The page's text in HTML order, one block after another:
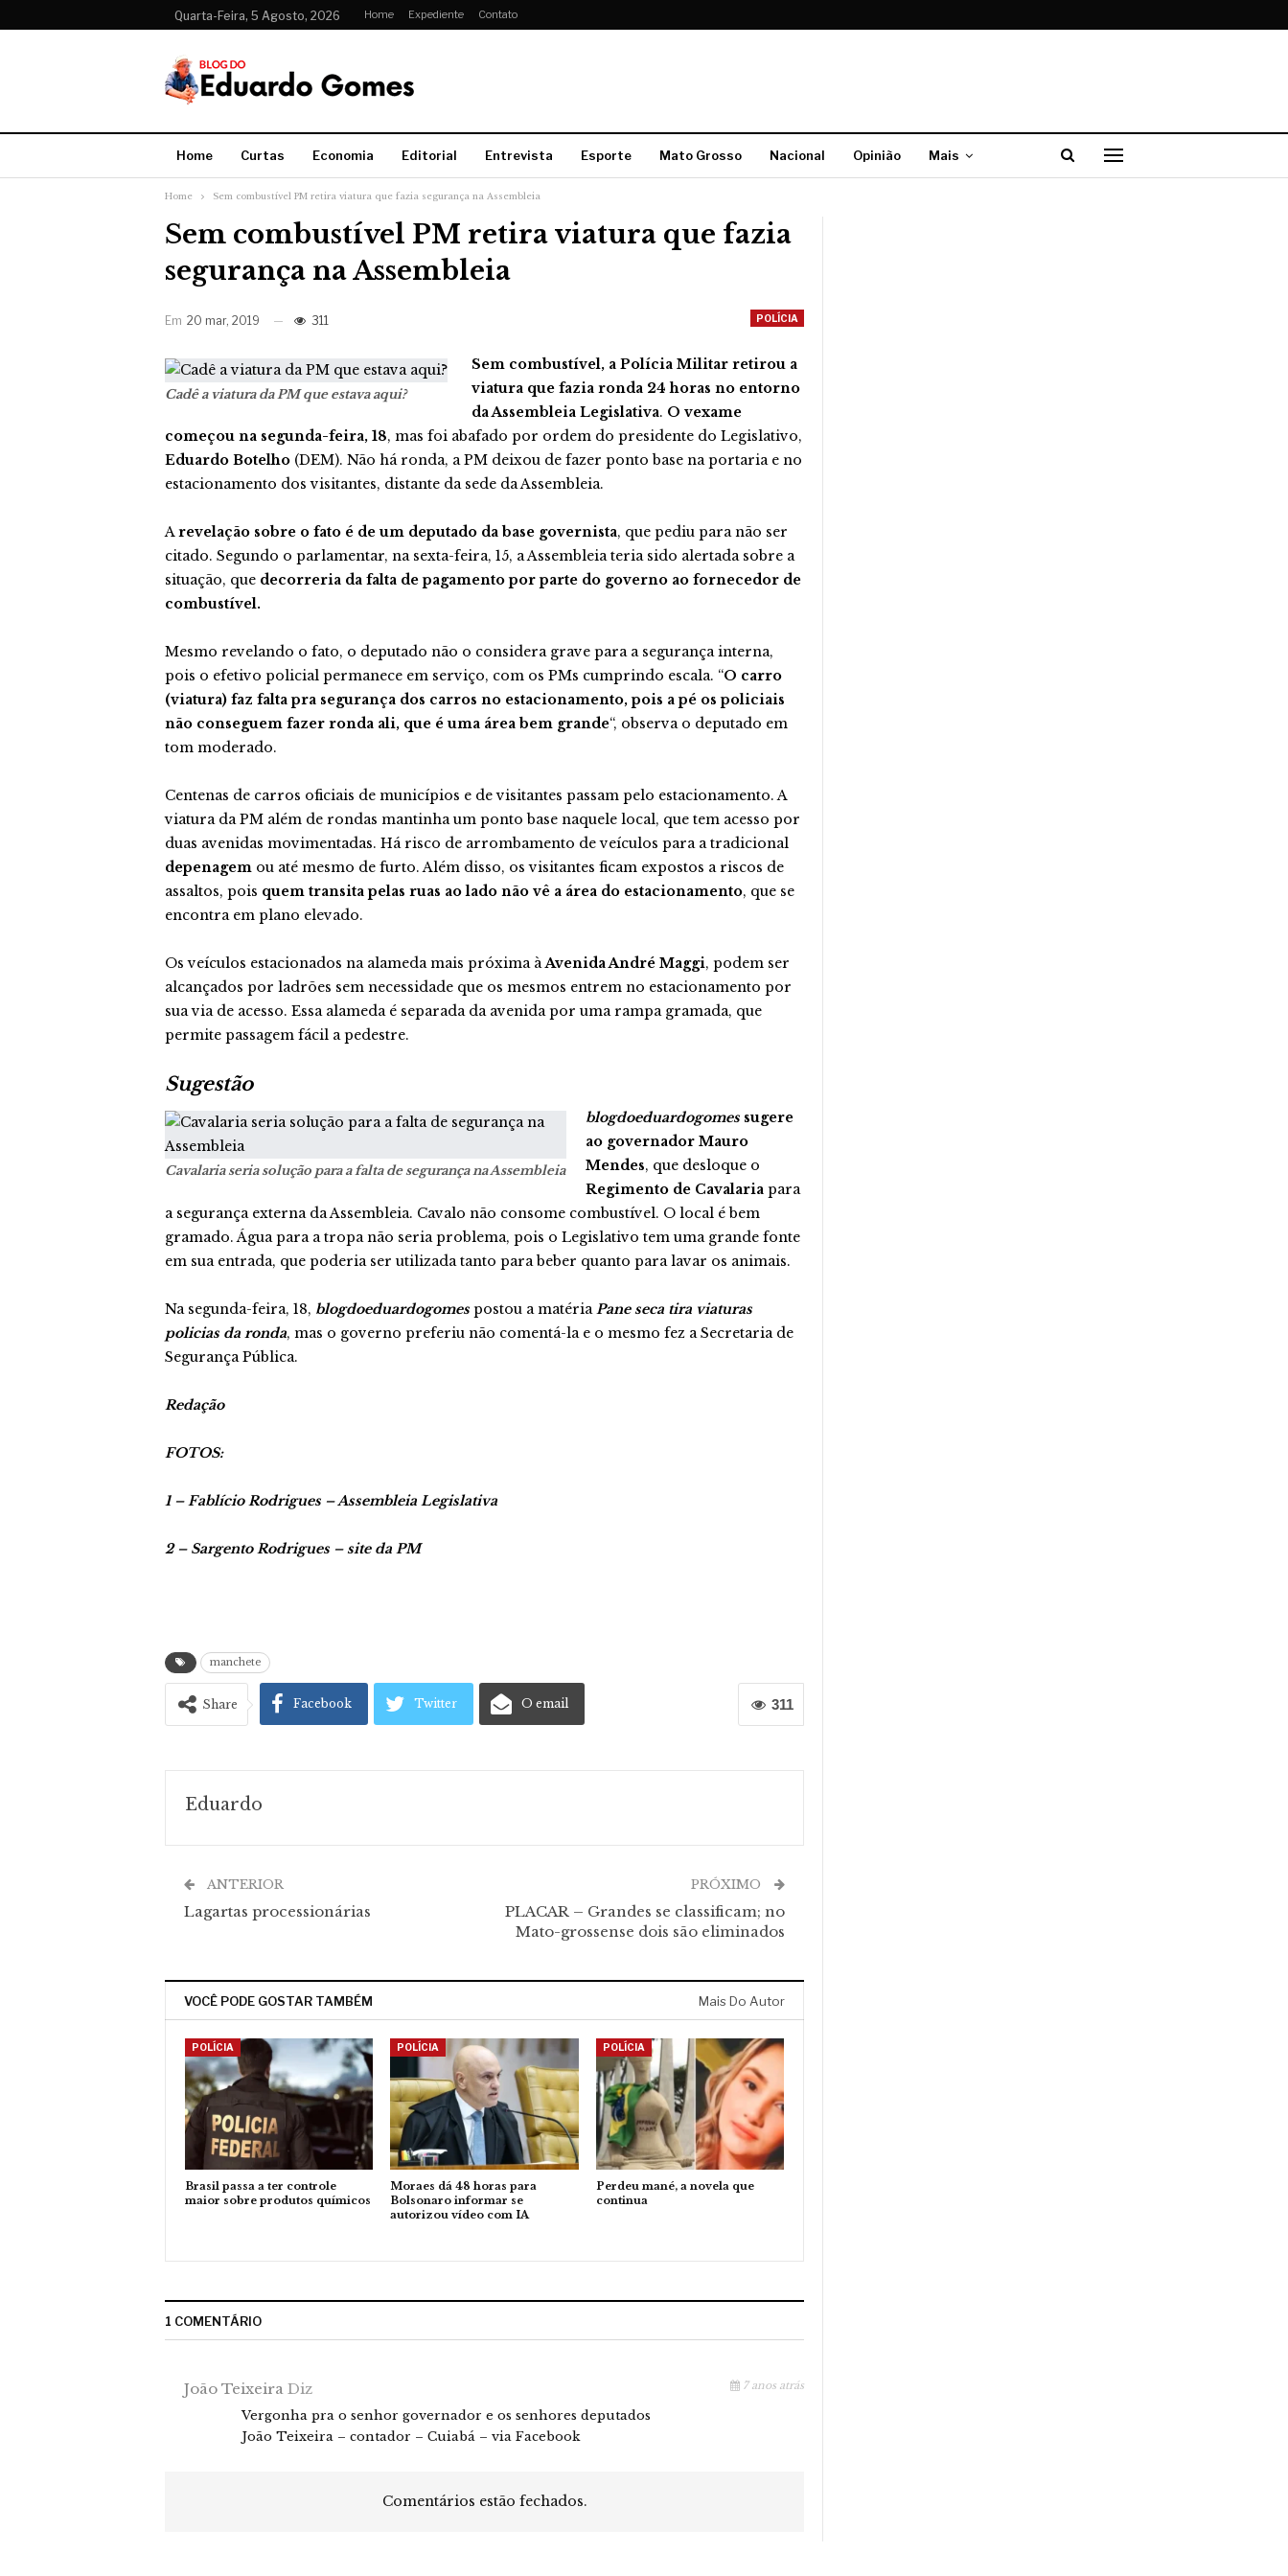
Quarta-Feira, 5 Agosto, 2026 Home Expediente Contato
Home Curtas Economia Editorial Entrevista Esporte Mato Grosso Nacional Opinião Mais
Home Sem combustível PM retira viatura que fazia segurança na Assembleia
Sem combustível PM retira viatura que fazia
segurança na Assembleia
POLÍCIA
Em 20 mar, 2019 311
Cadê a viatura da PM que estava aqui?
Sem combustível, a Polícia Militar retirou a
viatura que fazia ronda 24 horas no entorno
da Assembleia Legislativa. O vexame
começou na segunda-feira, 18, mas foi abafado por ordem do presidente do Legislativo,
Eduardo Botelho (DEM). Não há ronda, a PM deixou de fazer ponto base na portaria e no
estacionamento dos visitantes, distante da sede da Assembleia.
Arevelação sobre o fato é de um deputado da base governista, que pediu para não ser
citado. Segundo o parlamentar, na sexta-feira, 15, a Assembleia teria sido alertada sobre a
situação, que decorreria da falta de pagamento por parte do governo ao fornecedor de
combustível.
Mesmo revelando o fato, o deputado não o considera grave para a segurança interna,
pois o efetivo policial permanece em serviço, com os PMs cumprindo escala. “O carro
(viatura) faz falta pra segurança dos carros no estacionamento, pois a pé os policiais
não conseguem fazer ronda ali, que é uma área bem grande“, observa o deputado em
tom moderado.
Centenas de carros oficiais de municípios e de visitantes passam pelo estacionamento. A
viatura da PM além de rondas mantinha um ponto base naquele local, que tem acesso por
duas avenidas movimentadas. Há risco de arrombamento de veículos para a tradicional
depenagem ou até mesmo de furto. Além disso, os visitantes ficam expostos a riscos de
assaltos, pois quem transita pelas ruas ao lado não vê a área do estacionamento, que se
encontra em plano elevado.
Os veículos estacionados na alameda mais próxima àAvenida André Maggi, podem ser
alcançados por ladrões sem necessidade que os mesmos entrem no estacionamento por
sua via de acesso. Essa alameda é separada da avenida por uma rampa gramada, que
permite passagem fácil a pedestre.
Sugestão
Cavalaria seria solução para a falta de segurança na Assembleia
blogdoeduardogomes sugere
ao governador Mauro
Mendes, que desloque o
Regimento de Cavalaria para
a segurança externa da Assembleia. Cavalo não consome combustível. O local é bem
gramado. Água para a tropa não seria problema, pois o Legislativo tem uma grande fonte
em sua entrada, que poderia ser utilizada tanto para beber quanto para lavar os animais.
Na segunda-feira, 18, blogdoeduardogomes postou a matériaPane seca tira viaturas
policias da ronda, mas o governo preferiu não comentá-la e o mesmo fez a Secretaria de
Segurança Pública.
Redação
FOTOS:
1 – Fablício Rodrigues – Assembleia Legislativa
2 – Sargento Rodrigues – site da PM
manchete
311
Share Facebook Twitter O email
Eduardo
ANTERIOR
Lagartas processionárias
PRÓXIMO
PLACAR – Grandes se classificam; no
Mato-grossense dois são eliminados
VOCÊ PODE GOSTAR TAMBÉM Mais Do Autor
POLÍCIA
Brasil passa a ter controle
maior sobre produtos químicos
POLÍCIA
Moraes dá 48 horas para
Bolsonaro informar se
autorizou vídeo com IA
POLÍCIA
Perdeu mané, a novela que
continua
1 COMENTÁRIO
João Teixeira Diz 7 anos atrás
Vergonha pra o senhor governador e os senhores deputados
João Teixeira – contador – Cuiabá – via Facebook
Comentários estão fechados.